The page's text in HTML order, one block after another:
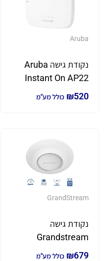
Aruba
נקודת גישה Aruba
Instant On AP22
₪520 כולל מע"מ
GrandStream
נקודת גישה
Grandstream
₪679 כולל מע"מ